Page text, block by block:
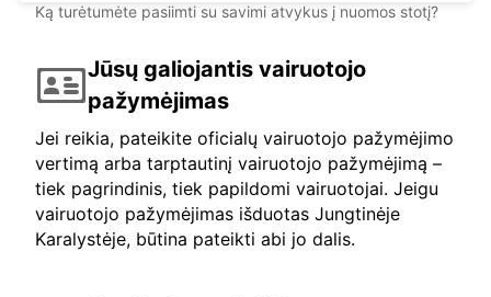
Ką turėtumėte pasiimti su savimi atvykus į nuomos stotį?
Jūsų galiojantis vairuotojo
pažymėjimas
Jei reikia, pateikite oficialų vairuotojo pažymėjimo
vertimą arba tarptautinį vairuotojo pažymėjimą –
tiek pagrindinis, tiek papildomi vairuotojai. Jeigu
vairuotojo pažymėjimas išduotas Jungtinėje
Karalystėje, būtina pateikti abi jo dalis.